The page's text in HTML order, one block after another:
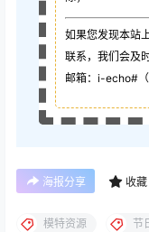
如果您发现本站
联系，我们会及
邮箱：i-echo#
海报分享 收藏
模特资源 节